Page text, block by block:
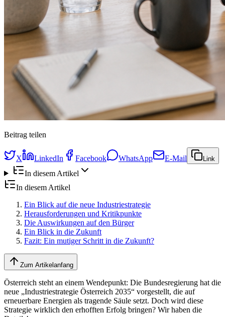
Beitrag teilen
X LinkedIn Facebook WhatsApp E-Mail Link
In diesem Artikel
In diesem Artikel
Ein Blick auf die neue Industriestrategie
Herausforderungen und Kritikpunkte
Die Auswirkungen auf den Bürger
Ein Blick in die Zukunft
Fazit: Ein mutiger Schritt in die Zukunft?
Zum Artikelanfang
Österreich steht an einem Wendepunkt: Die Bundesregierung hat die
neue „Industriestrategie Österreich 2035“ vorgestellt, die auf
erneuerbare Energien als tragende Säule setzt. Doch wird diese
Strategie wirklich den erhofften Erfolg bringen? Wir haben die